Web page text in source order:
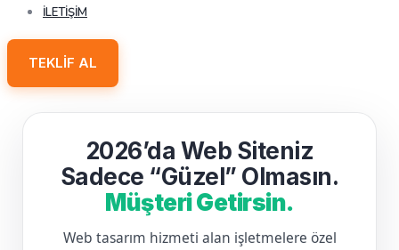
İLETIŞIM
TEKLIF AL
2026’da Web Siteniz
Sadece “Güzel” Olmasın.
Müşteri Getirsin.
Web tasarım hizmeti alan işletmelere özel